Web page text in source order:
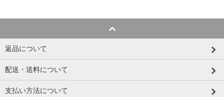
返品について
配送・送料について
支払い方法について